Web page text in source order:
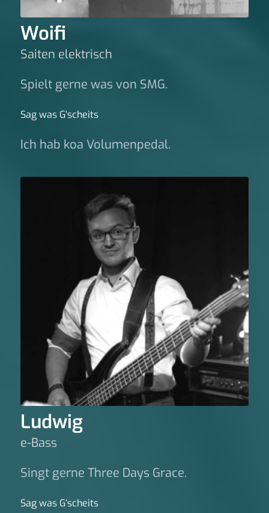
Woifi
Saiten elektrisch
Spielt gerne was von SMG.
Sag was G‘scheits
Ich hab koa Volumenpedal.
Ludwig
e-Bass
Singt gerne Three Days Grace.
Sag was G‘scheits